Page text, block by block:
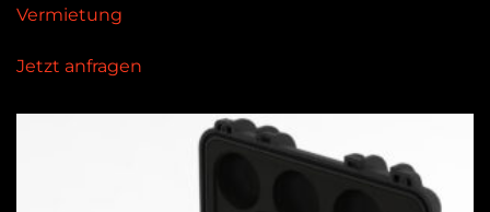
Vermietung
Jetzt anfragen